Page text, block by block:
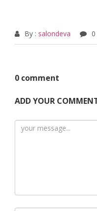
By : salondeva
0 comment
ADD YOUR